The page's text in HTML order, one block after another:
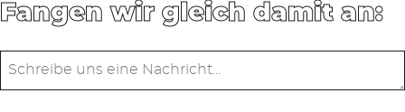
Fangen wir gleich damit an: